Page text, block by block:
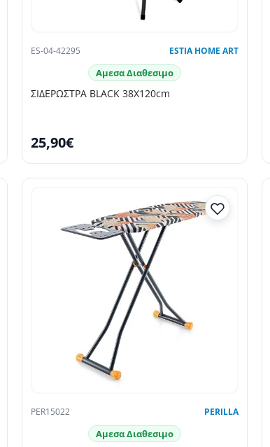
ES-04-42295 ESTIA HOME ART
Αμεσα Διαθεσιμο
ΣΙΔΕΡΩΣΤΡΑ BLACK 38X120cm
25,90€
PER15022 PERILLA
Αμεσα Διαθεσιμο